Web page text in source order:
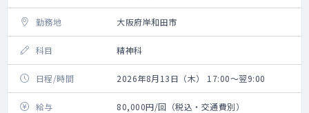
勤務地 大阪府岸和田市
科目 精神科
日程/時間 2026年8月13日（木） 17:00～翌9:00
給与 80,000円/回（税込・交通費別）